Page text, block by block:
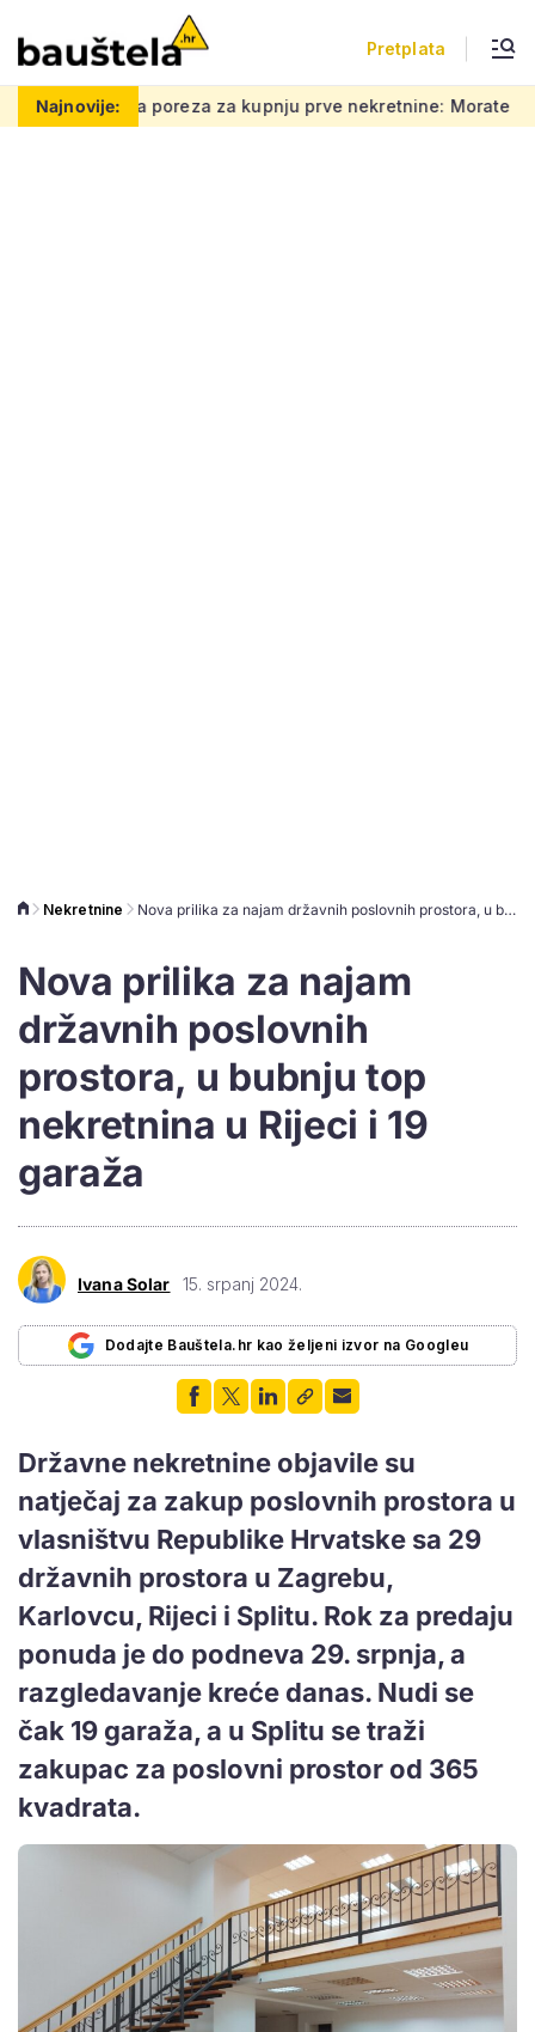
Pretplata
Najnovije:
za kupnju prve nekretnine: Morate znati ovih 5 stvari, bez
Nekretnine Nova prilika za najam državnih poslovnih prostora, u bubnju top nekretnina u Rijeci i 19 garaža
Nova prilika za najam
državnih poslovnih
prostora, u bubnju top
nekretnina u Rijeci i 19
garaža
Ivana Solar 15. srpanj 2024.
Dodajte Bauštela.hr kao željeni izvor na Googleu
Državne nekretnine objavile su
natječaj za zakup poslovnih prostora u
vlasništvu Republike Hrvatske sa 29
državnih prostora u Zagrebu,
Karlovcu, Rijeci i Splitu. Rok za predaju
ponuda je do podneva 29. srpnja, a
razgledavanje kreće danas. Nudi se
čak 19 garaža, a u Splitu se traži
zakupac za poslovni prostor od 365
kvadrata.